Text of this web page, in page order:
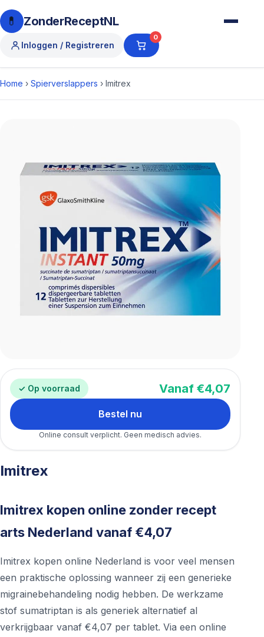
💊 ZonderReceptNL
Inloggen / Registreren
0
Home › Spierverslappers › Imitrex
✓ Op voorraad Vanaf €4,07
Bestel nu
Online consult verplicht. Geen medisch advies.
Imitrex
Imitrex kopen online zonder recept
arts Nederland vanaf €4,07
Imitrex kopen online Nederland is voor veel mensen
een praktische oplossing wanneer zij een generieke
migrainebehandeling nodig hebben. De werkzame
stof sumatriptan is als generiek alternatief al
verkrijgbaar vanaf €4,07 per tablet. Via een online